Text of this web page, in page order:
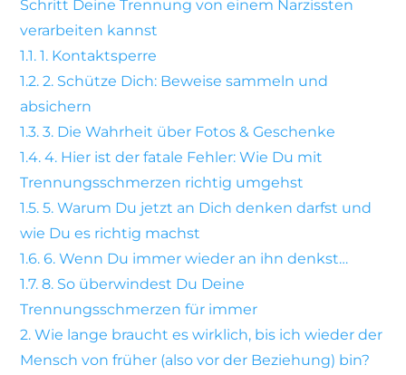
Schritt Deine Trennung von einem Narzissten
verarbeiten kannst
1.1. 1. Kontaktsperre
1.2. 2. Schütze Dich: Beweise sammeln und
absichern
1.3. 3. Die Wahrheit über Fotos & Geschenke
1.4. 4. Hier ist der fatale Fehler: Wie Du mit
Trennungsschmerzen richtig umgehst
1.5. 5. Warum Du jetzt an Dich denken darfst und
wie Du es richtig machst
1.6. 6. Wenn Du immer wieder an ihn denkst…
1.7. 8. So überwindest Du Deine
Trennungsschmerzen für immer
2. Wie lange braucht es wirklich, bis ich wieder der
Mensch von früher (also vor der Beziehung) bin?